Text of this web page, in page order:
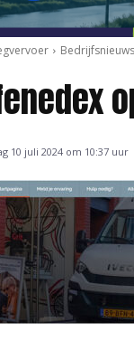
Bedrijfsnieuws
10 juli 2024 om 10:37 uur